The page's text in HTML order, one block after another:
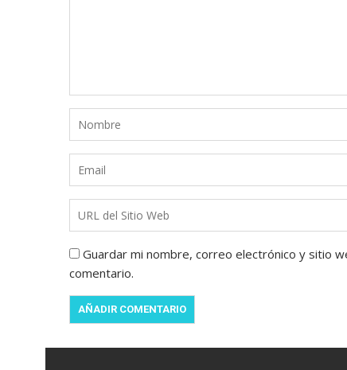
Guardar mi nombre, correo electrónico y sitio
comentario.